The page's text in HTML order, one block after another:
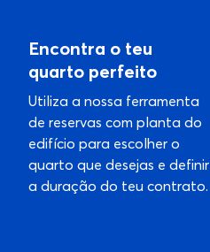
Encontra o teu
quarto perfeito
Utiliza a nossa ferramenta
de reservas com planta do
edifício para escolher o
quarto que desejas e definir
a duração do teu contrato.